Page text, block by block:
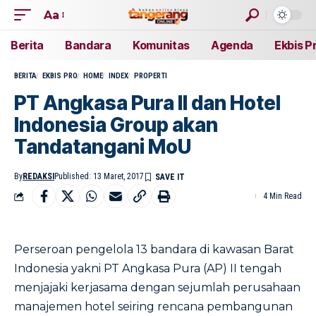
Aa
Berita Bandara Komunitas Agenda Ekbis
BERITA EKBIS PRO HOME INDEX PROPERTI
PT Angkasa Pura II dan Hotel
Indonesia Group akan
Tandatangani MoU
ByREDAKSI Published: 13 Maret, 2017
4 Min Read
Perseroan pengelola 13 bandara di kawasan Barat
Indonesia yakni PT Angkasa Pura (AP) II tengah
menjajaki kerjasama dengan sejumlah perusahaan
manajemen hotel seiring rencana pembangunan